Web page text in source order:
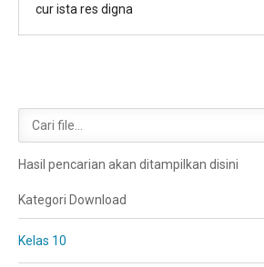
cur ista res digna
Hasil pencarian akan ditampilkan disini
Kategori Download
Kelas 10